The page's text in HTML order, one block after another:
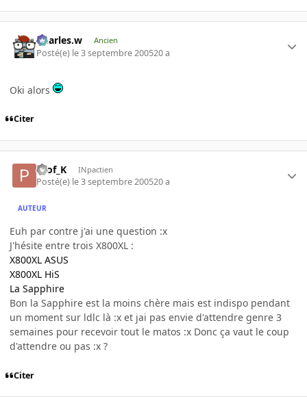
Charles.w Ancien
Posté(e) le 3 septembre 200520 a
Oki alors
Citer
Prof_K INpactien
Posté(e) le 3 septembre 200520 a
AUTEUR
Euh par contre j'ai une question :x
J'hésite entre trois X800XL :
X800XL ASUS
X800XL HiS
La Sapphire
Bon la Sapphire est la moins chère mais est indispo pendant
un moment sur ldlc là :x et jai pas envie d'attendre genre 3
semaines pour recevoir tout le matos :x Donc ça vaut le coup
d'attendre ou pas :x ?
Citer